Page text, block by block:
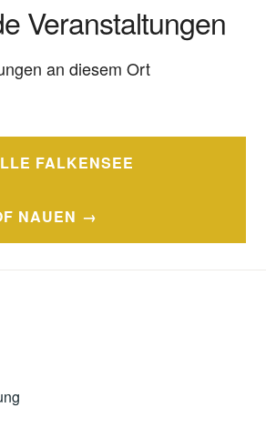
Veranstaltungen
an diesem Ort
FALKENSEE
NAUEN